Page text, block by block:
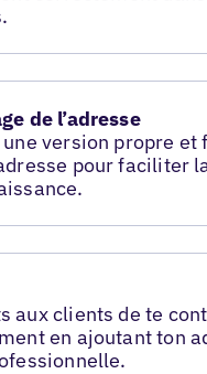
de l’adresse
version propre et
pour faciliter
aux clients de te
en ajoutant ton